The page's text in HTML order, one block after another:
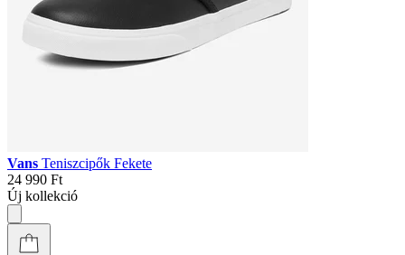
Vans Teniszcipők Fekete
24 990 Ft
Új kollekció